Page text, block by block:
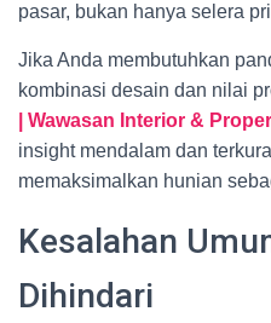
pasar, bukan hanya selera
Jika Anda membutuhkan
kombinasi desain dan nilai
| Wawasan Interior &
insight mendalam dan
memaksimalkan hunian
Kesalahan
Dihindari